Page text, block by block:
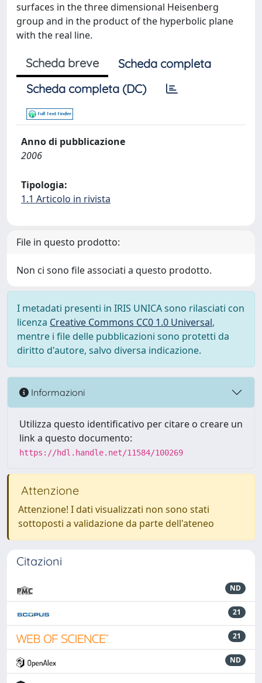
surfaces in the three dimensional Heisenberg
group and in the product of the hyperbolic plane
with the real line.
Scheda breve
Scheda completa
Scheda completa (DC)
Anno di pubblicazione
2006
Tipologia:
1.1 Articolo in rivista
File in questo prodotto:
Non ci sono file associati a questo prodotto.
I metadati presenti in IRIS UNICA sono rilasciati con
licenza Creative Commons CC0 1.0 Universal,
mentre i file delle pubblicazioni sono protetti da
diritto d'autore, salvo diversa indicazione.
Informazioni
Utilizza questo identificativo per citare o creare un
link a questo documento:
https://hdl.handle.net/11584/100269
Attenzione
Attenzione! I dati visualizzati non sono stati
sottoposti a validazione da parte dell'ateneo
Citazioni
ND
21
21
ND